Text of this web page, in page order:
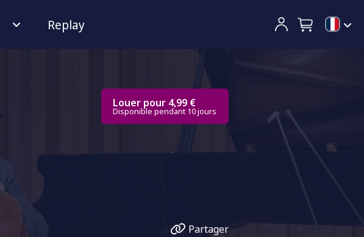
Replay
Louer pour 4,99 €
Disponible pendant 10 jours
Partager